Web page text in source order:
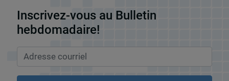
Inscrivez-vous au Bulletin
hebdomadaire!